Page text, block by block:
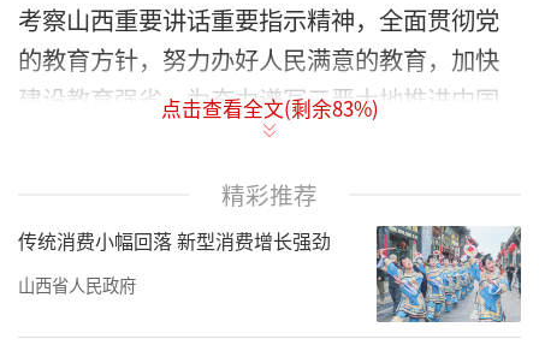
考察山西重要讲话重要指示精神，全面贯彻党
的教育方针，努力办好人民满意的教育，加快
建设教育强省，为奋力谱写三晋大地推进中国
式现代化新篇章提供有力支撑。
点击查看全文(剩余83%)
精彩推荐
传统消费小幅回落 新型消费增长强劲
山西省人民政府